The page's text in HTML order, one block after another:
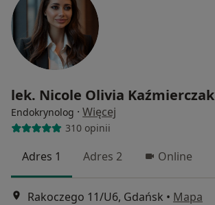
lek. Nicole Olivia Kaźmierczak
Endokrynolog · Więcej
310 opinii
Adres 1 Adres 2 Online
Rakoczego 11/U6, Gdańsk • Mapa